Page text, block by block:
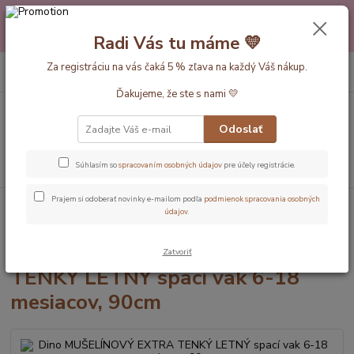
Máte nejakú otázku alebo váhate s výberom? Neváhajte a zavolajte
pokojne aj večer alebo cez víkend. Sme tu pre Vás.💛 Petra a babička
Monička
EUR
Hľadať
+420 777 610 855
Dĺžka vaku 90cm(6-18mesiacov)
Dino MUŠELÍNOVÝ EXTRA
TENKÝ LETNÝ spací vak 6-18 mesiacov, 90cm
Dino MUŠELÍNOVÝ EXTRA
TENKÝ LETNÝ spací vak 6-18
mesiacov, 90cm
Radi Vás tu máme 💛
Za registráciu na vás čaká 5 % zľava na každý Váš nákup.
Ďakujeme, že ste s nami 💛
Odoslať
Súhlasím sospracovaním osobných údajov pre účely registrácie.
Prajem si odoberať novinky e-mailom podľa podmienok spracovania osobných
údajov.
Zatvoriť